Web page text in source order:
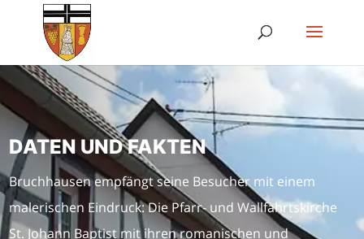
DATEN UND FAKTEN
Bruchhausen empfängt seine Besucher mit einem
malerischen Eindruck: DiePfarr- und Wallfahrtskirche
St. Johann Baptist mit ihren romanischen und